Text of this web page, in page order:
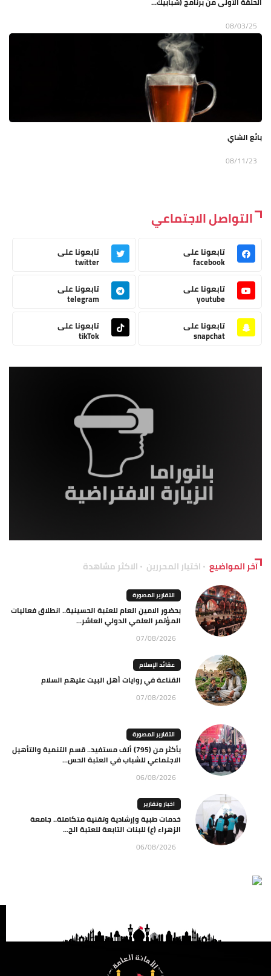
08/03/25
بائع الشاي
08/11/23
التواصل الاجتماعي
تابعونا على
facebook
تابعونا على
twitter
تابعونا على
youtube
تابعونا على
telegram
تابعونا على
snapchat
تابعونا على
tikTok
آخر المواضيع اختيار المحررين الاكثر مشاهدة
التقارير المصورة
بحضور الامين العام للعتبة الحسينية.. انطلاق فعاليات
المؤتمر العلمي الدولي العاشر...
07/08/2026
عقائد الإسلام
القناعة في روايات أهل البيت عليهم السلام
07/08/2026
التقارير المصورة
بأكثر من (795) ألف مستفيد.. قسم التنمية والتأهيل
الاجتماعي للشباب في العتبة الحس...
06/08/2026
اخبار وتقارير
خدمات طبية وإرشادية وتقنية متكاملة.. جامعة
الزهراء (ع) للبنات التابعة للعتبة الح...
06/08/2026